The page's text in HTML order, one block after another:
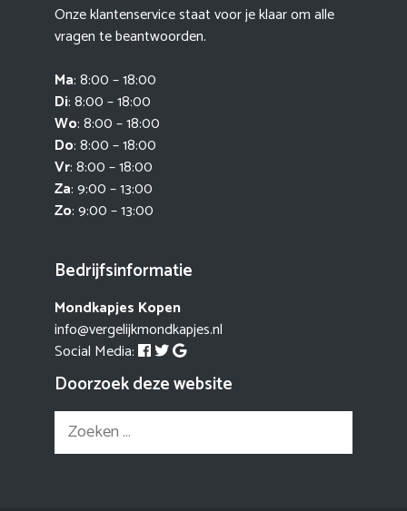
Onze klantenservice staat voor je klaar om alle
vragen te beantwoorden.
Ma: 8:00 – 18:00
Di: 8:00 – 18:00
Wo: 8:00 – 18:00
Do: 8:00 – 18:00
Vr: 8:00 – 18:00
Za: 9:00 – 13:00
Zo: 9:00 – 13:00
Bedrijfsinformatie
Mondkapjes Kopen
info@vergelijkmondkapjes.nl
Social Media:
Doorzoek deze website
Zoek
naar: